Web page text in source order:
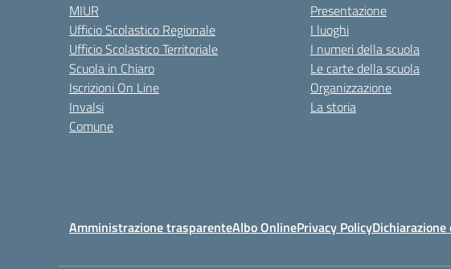
MIUR
Ufficio Scolastico Regionale
Ufficio Scolastico Territoriale
Scuola in Chiaro
Iscrizioni On Line
Invalsi
Comune
Presentazione
I luoghi
I numeri della scuola
Le carte della scuola
Organizzazione
La storia
Amministrazione trasparenteAlbo OnlinePrivacy Policy